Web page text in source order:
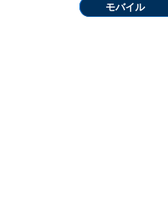
モバイル